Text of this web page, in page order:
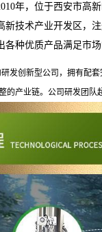
年，位于西安市高
新技术产业开发区，
种优质产品满足市
发创新型公司，拥有配
的产业链。公司研发团队